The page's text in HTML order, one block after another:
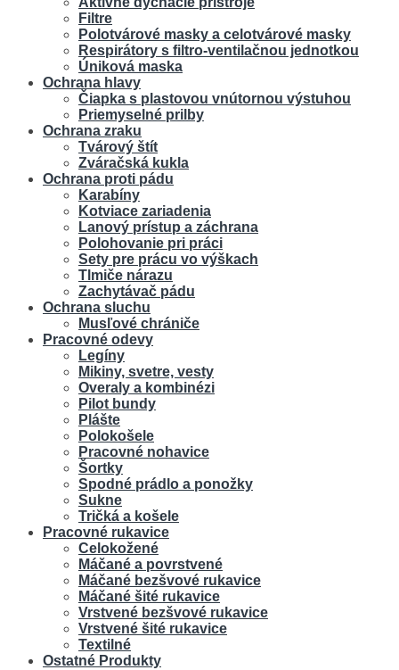
Filtre
Polotvárové masky a celotvárové masky
Respirátory s filtro-ventilačnou jednotkou
Úniková maska
Ochrana hlavy
Čiapka s plastovou vnútornou výstuhou
Priemyselné prilby
Ochrana zraku
Tvárový štít
Zváračská kukla
Ochrana proti pádu
Karabíny
Kotviace zariadenia
Lanový prístup a záchrana
Polohovanie pri práci
Sety pre prácu vo výškach
Tlmiče nárazu
Zachytávač pádu
Ochrana sluchu
Musľové chrániče
Pracovné odevy
Legíny
Mikiny, svetre, vesty
Overaly a kombinézi
Pilot bundy
Plášte
Polokošele
Pracovné nohavice
Šortky
Spodné prádlo a ponožky
Sukne
Tričká a košele
Pracovné rukavice
Celokožené
Máčané a povrstvené
Máčané bezšvové rukavice
Máčané šité rukavice
Vrstvené bezšvové rukavice
Vrstvené šité rukavice
Textilné
Ostatné Produkty